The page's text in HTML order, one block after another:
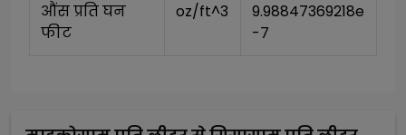
औंस प्रति घन
फीट
oz/ft^3
9.98847369218e
-7